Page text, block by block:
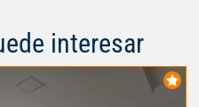
interesar